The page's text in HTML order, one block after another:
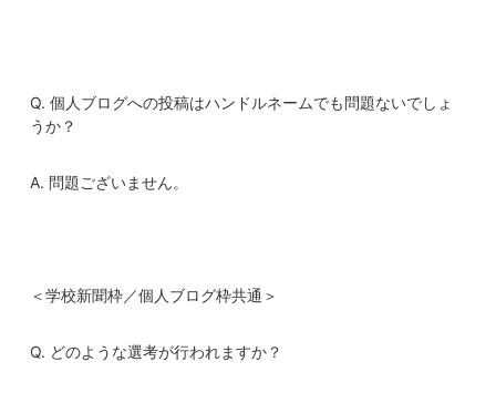
Q. 個人ブログへの投稿はハンドルネームでも問題ないでしょ
うか？
A. 問題ございません。
＜学校新聞枠／個人ブログ枠共通＞
Q. どのような選考が行われますか？